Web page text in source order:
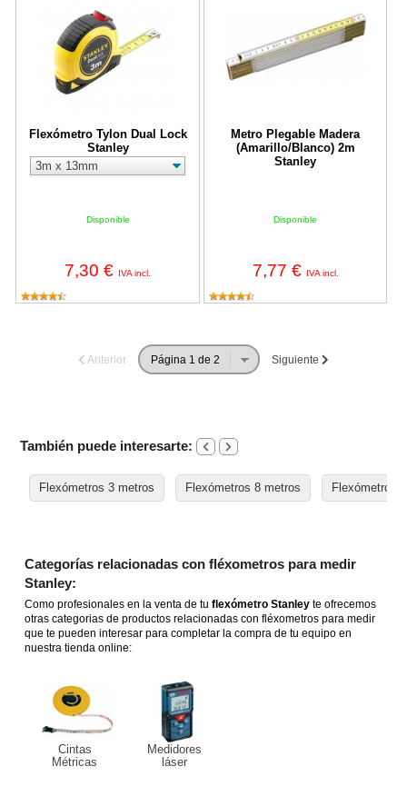
Flexómetro Tylon Dual Lock
Stanley
Disponible
7,30 € IVA incl.
Metro Plegable Madera
(Amarillo/Blanco) 2m
Stanley
Disponible
7,77 € IVA incl.
Anterior Siguiente
También puede interesarte:
Flexómetros 3 metros Flexómetros 8 metros Flexómetros
Categorías relacionadas con fléxometros para medir
Stanley:
Como profesionales en la venta de tuflexómetro Stanley te ofrecemos
otras categorias de productos relacionadas con fléxometros para medir
que te pueden interesar para completar la compra de tu equipo en
nuestra tienda online:
Cintas
Métricas
Medidores
láser